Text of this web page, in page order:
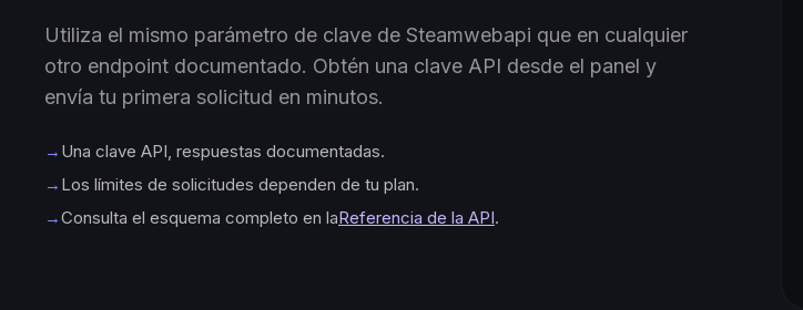
Utiliza el mismo parámetro de clave de Steamwebapi que en cualquier
otro endpoint documentado. Obtén una clave API desde el panel y
envía tu primera solicitud en minutos.
→ Una clave API, respuestas documentadas.
→ Los límites de solicitudes dependen de tu plan.
→Consulta el esquema completo en laReferencia de la API.